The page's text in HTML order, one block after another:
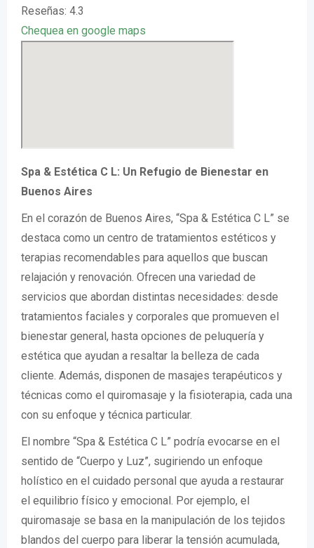
Reseñas: 4.3
Chequea en google maps
Spa & Estética C L: Un Refugio de Bienestar en
Buenos Aires
En el corazón de Buenos Aires, “Spa & Estética C L” se
destaca como un centro de tratamientos estéticos y
terapias recomendables para aquellos que buscan
relajación y renovación. Ofrecen una variedad de
servicios que abordan distintas necesidades: desde
tratamientos faciales y corporales que promueven el
bienestar general, hasta opciones de peluquería y
estética que ayudan a resaltar la belleza de cada
cliente. Además, disponen de masajes terapéuticos y
técnicas como el quiromasaje y la fisioterapia, cada una
con su enfoque y técnica particular.
El nombre “Spa & Estética C L” podría evocarse en el
sentido de “Cuerpo y Luz”, sugiriendo un enfoque
holístico en el cuidado personal que ayuda a restaurar
el equilibrio físico y emocional. Por ejemplo, el
quiromasaje se basa en la manipulación de los tejidos
blandos del cuerpo para liberar la tensión acumulada,